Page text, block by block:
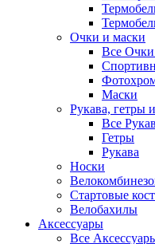
Очки и маски
Все
Маски
Рукава, гетры
Все
Гетры
Рукава
Носки
Стартовые
Велобахилы
Аксессуары
Все